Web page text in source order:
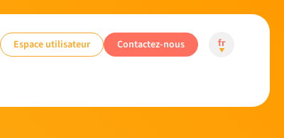
Espace utilisateur Contactez-nous fr